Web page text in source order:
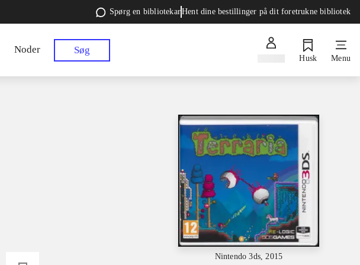
Spørg en bibliotekarHent dine bestillinger på dit foretrukne bibliotek
Noder Søg
Husk Menu
Nintendo 3ds, 2015